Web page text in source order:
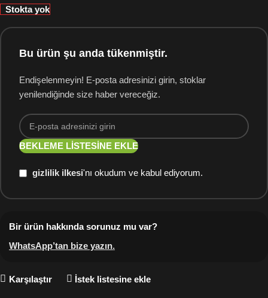
Stokta yok
Bu ürün şu anda tükenmiştir.
Endişelenmeyin! E-posta adresinizi girin, stoklar
yenilendiğinde size haber vereceğiz.
BEKLEME LISTESINE EKLE
gizlilik ilkesi'nı okudum ve kabul ediyorum.
Bir ürün hakkında sorunuz mu var?
WhatsApp’tan bize yazın.
Karşılaştır İstek listesine ekle